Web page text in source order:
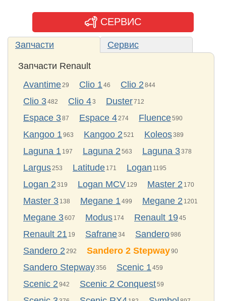
СЕРВИС
Запчасти Сервис
Запчасти Renault
Avantime 29 Clio 1 46 Clio 2 844
Clio 3482 Clio 43 Duster712
Espace 387 Espace 4 274 Fluence590
Kangoo 1 963 Kangoo 2 521 Koleos389
Laguna 1 197 Laguna 2 563 Laguna 3378
Largus 253 Latitude 171 Logan 1195
Logan 2 319 Logan MCV 129 Master 2 170
Master 3 138 Megane 1 499 Megane 2 1201
Megane 3607 Modus 174 Renault 1945
Renault 21 19 Safrane34 Sandero986
Sandero 2 292 Sandero 2 Stepway90
Sandero Stepway356 Scenic 1 459
Scenic 2 942 Scenic 2 Conquest59